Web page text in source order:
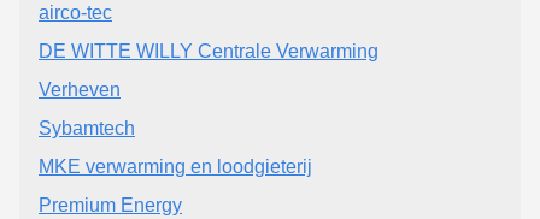
airco-tec
DE WITTE WILLY Centrale Verwarming
Verheven
Sybamtech
MKE verwarming en loodgieterij
Premium Energy